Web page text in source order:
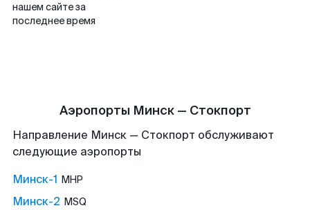
нашем сайте за
последнее время
Аэропорты Минск — Стокпорт
Направление Минск — Стокпорт обслуживают
следующие аэропорты
Минск-1 MHP
Минск-2 MSQ